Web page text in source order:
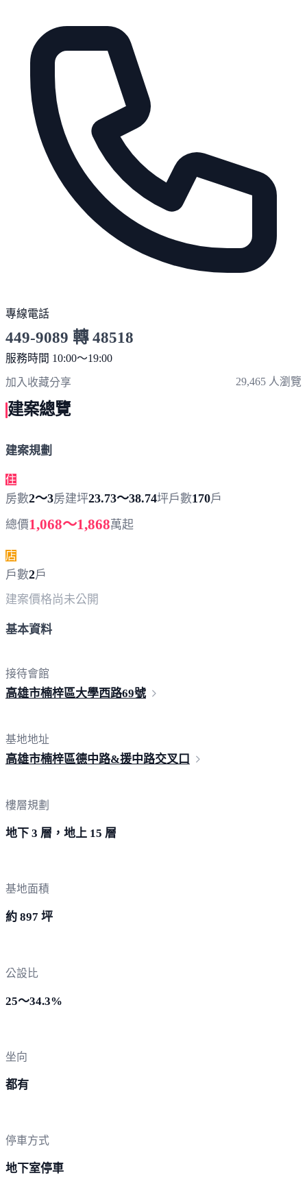
專線電話
449-9089 轉 48518
服務時間 10:00～19:00
加入收藏分享 29,465 人瀏覽
建案總覽
建案規劃
住
房數2～3房建坪23.73～38.74坪戶數170戶
總價1,068～1,868萬起
店
戶數2戶
建案價格尚未公開
基本資料
接待會館
高雄市楠梓區大學西路69號
基地地址
高雄市楠梓區德中路&援中路交叉口
樓層規劃
地下 3 層，地上 15 層
基地面積
約 897 坪
公設比
25～34.3%
坐向
都有
停車方式
地下室停車